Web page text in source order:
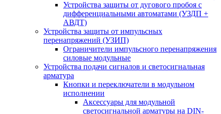
Устройства защиты от дугового пробоя с
дифференциальными автоматами (УЗДП +
АВДТ)
Устройства защиты от импульсных
перенапряжений (УЗИП)
Ограничители импульсного перенапряжения
силовые модульные
Устройства подачи сигналов и светосигнальная
арматура
Кнопки и переключатели в модульном
исполнении
Аксессуары для модульной
светосигнальной арматуры на DIN-